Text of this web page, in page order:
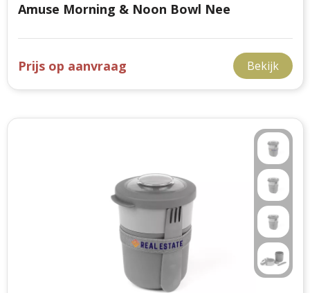
Amuse Morning & Noon Bowl Nee
Prijs op aanvraag Bekijk